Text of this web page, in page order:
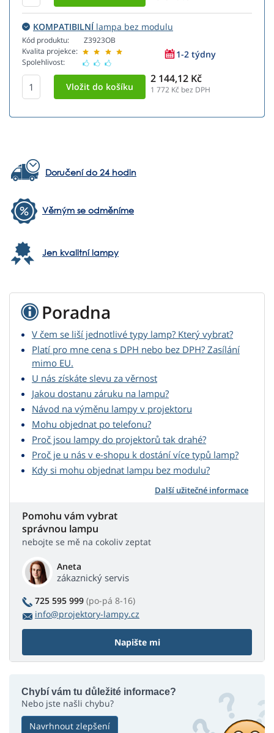
KOMPATIBILNÍlampa bez modulu
Kód produktu:
Kvalita projekce:
Spolehlivost:
Z3923OB
1-2 týdny
2 144,12 Kč
1 772 Kč bez DPH
Doručení do 24 hodin
Věrným se odměníme
Jen kvalitní lampy
Poradna
V čem se liší jednotlivé typy lamp? Který vybrat?
Platí pro mne cena s DPH nebo bez DPH? Zasílání
mimo EU.
U nás získáte slevu za věrnost
Jakou dostanu záruku na lampu?
Návod na výměnu lampy v projektoru
Mohu objednat po telefonu?
Proč jsou lampy do projektorů tak drahé?
Proč je u nás v e-shopu k dostání více typů lamp?
Kdy si mohu objednat lampu bez modulu?
Další užitečné informace
Pomohu vám vybrat
správnou lampu
nebojte se mě na cokoliv zeptat
Aneta
zákaznický servis
725 595 999 (po-pá 8-16)
info@projektory-lampy.cz
Napište mi
Chybí vám tu důležité informace?
Nebo jste našli chybu?
Navrhnout zlepšení